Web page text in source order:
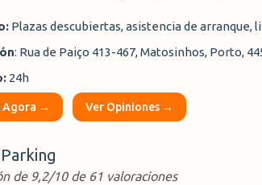
Plazas descubiertas, asistencia de arranque,
: Rua de Paiço 413-467, Matosinhos, Porto,
24h
Agora → Ver Opiniones →
de 9,2/10 de 61 valoraciones